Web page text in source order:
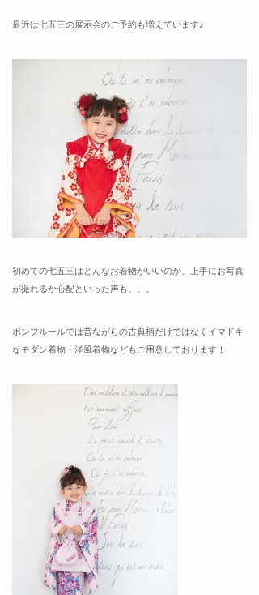
最近は七五三の展示会のご予約も増えています♪
初めての七五三はどんなお着物がいいのか、上手にお写真
が撮れるか心配といった声も。。。
ボンフルールでは昔ながらの古典柄だけではなくイマドキ
なモダン着物・洋風着物などもご用意しております！